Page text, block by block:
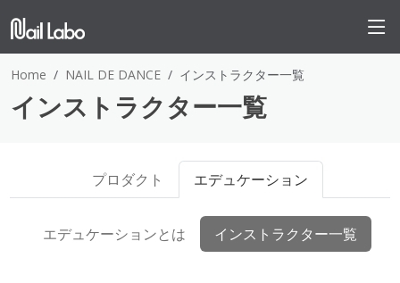
Home NAIL DE DANCE インストラクター一覧
インストラクター一覧
プロダクト エデュケーション
エデュケーションとは インストラクター一覧